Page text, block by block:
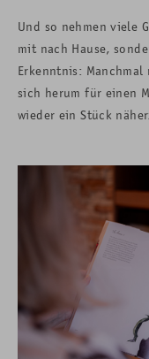
Und so nehmen viele
mit nach Hause,
Erkenntnis:
sich herum für einen
wieder ein Stück